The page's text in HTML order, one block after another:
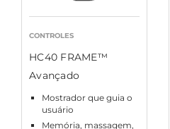
CONTROLES
HC40 FRAME™
Avançado
Mostrador que guia o
usuário
Memória, massagem,